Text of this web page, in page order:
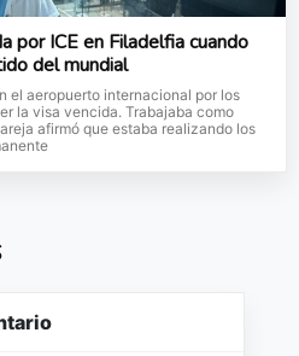
por ICE en Filadelfia cuando
del mundial
el aeropuerto internacional por los
la visa vencida. Trabajaba como
afirmó que estaba realizando los